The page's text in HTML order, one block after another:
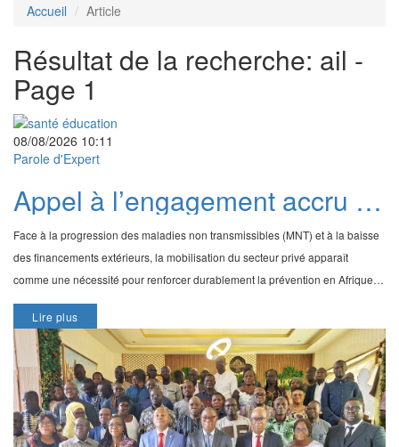
Accueil
Article
Résultat de la recherche: ail -
Page 1
08/08/2026 10:11
Parole d'Expert
Appel à l’engagement accru du
secteur privé dans la lutte
contre les MNT : Interview de
Malikatou Djermakoye
Face à la progression des maladies non transmissibles (MNT) et à la baisse
des financements extérieurs, la mobilisation du secteur privé apparaît
comme une nécessité pour renforcer durablement la prévention en Afrique.
Dans cette interview, Malikatou
Lire plus